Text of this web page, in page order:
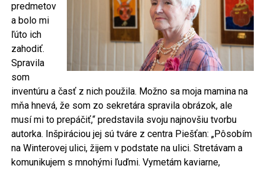
predmetov
a bolo mi
ľúto ich
zahodiť.
Spravila
som
inventúru a časť z nich použila. Možno sa moja mamina na
mňa hnevá, že som zo sekretára spravila obrázok, ale
musí mi to prepáčiť,“ predstavila svoju najnovšiu tvorbu
autorka. Inšpiráciou jej sú tváre z centra Piešťan: „Pôsobím
na Winterovej ulici, žijem v podstate na ulici. Stretávam a
komunikujem s mnohými ľuďmi. Vymetám kaviarne,